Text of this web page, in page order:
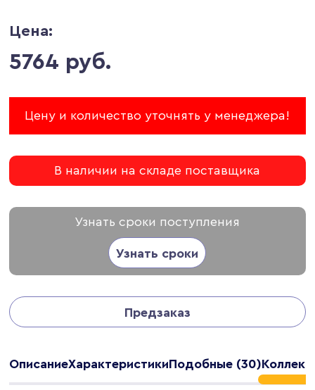
Цена:
5764 руб.
Цену и количество уточнять у менеджера!
В наличии на складе поставщика
Узнать сроки поступления
Узнать сроки
Предзаказ
ОписаниеХарактеристикиПодобные (30)